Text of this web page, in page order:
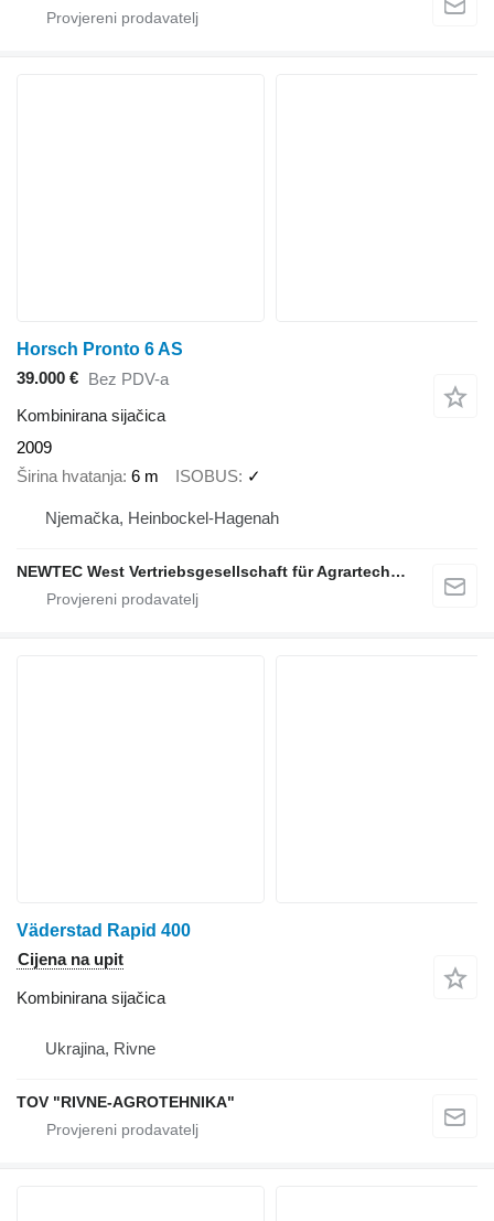
Horsch Pronto 6 AS
39.000 €
Bez PDV-a
Kombinirana sijačica
2009
Širina hvatanja 6 m ISOBUS ✓
Njemačka, Heinbockel-Hagenah
NEWTEC West Vertriebsgesellschaft für Agrartechnik mbH
Väderstad Rapid 400
Cijena na upit
Kombinirana sijačica
Ukrajina, Rivne
TOV "RIVNE-AGROTEHNIKA"